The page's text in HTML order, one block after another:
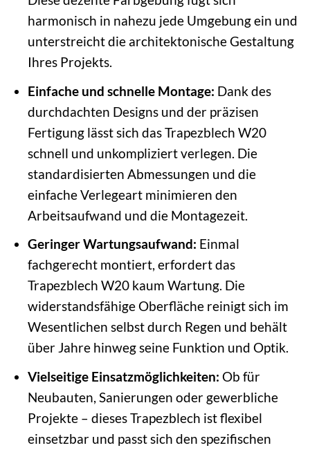
harmonisch in nahezu jede Umgebung ein und
unterstreicht die architektonische Gestaltung
Ihres Projekts.
Einfache und schnelle Montage: Dank des
durchdachten Designs und der präzisen
Fertigung lässt sich das Trapezblech W20
schnell und unkompliziert verlegen. Die
standardisierten Abmessungen und die
einfache Verlegeart minimieren den
Arbeitsaufwand und die Montagezeit.
Geringer Wartungsaufwand: Einmal
fachgerecht montiert, erfordert das
Trapezblech W20 kaum Wartung. Die
widerstandsfähige Oberfläche reinigt sich im
Wesentlichen selbst durch Regen und behält
über Jahre hinweg seine Funktion und Optik.
Vielseitige Einsatzmöglichkeiten: Ob für
Neubauten, Sanierungen oder gewerbliche
Projekte – dieses Trapezblech ist flexibel
einsetzbar und passt sich den spezifischen